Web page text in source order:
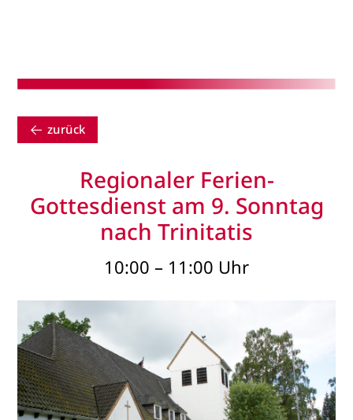
zurück
Regionaler Ferien-
Gottesdienst am 9. Sonntag
nach Trinitatis
10:00 – 11:00 Uhr